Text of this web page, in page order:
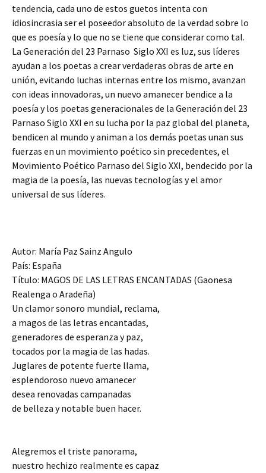
tendencia, cada uno de estos guetos intenta con
idiosincrasia ser el poseedor absoluto de la verdad sobre lo
que es poesía y lo que no se tiene que considerar como tal.
La Generación del 23 Parnaso Siglo XXI es luz, sus líderes
ayudan a los poetas a crear verdaderas obras de arte en
unión, evitando luchas internas entre los mismo, avanzan
con ideas innovadoras, un nuevo amanecer bendice a la
poesía y los poetas generacionales de la Generación del 23
Parnaso Siglo XXI en su lucha por la paz global del planeta,
bendicen al mundo y animan a los demás poetas unan sus
fuerzas en un movimiento poético sin precedentes, el
Movimiento Poético Parnaso del Siglo XXI, bendecido por la
magia de la poesía, las nuevas tecnologías y el amor
universal de sus líderes.
Autor: María Paz Sainz Angulo
País: España
Título: MAGOS DE LAS LETRAS ENCANTADAS (Gaonesa
Realenga o Aradeña)
Un clamor sonoro mundial, reclama,
a magos de las letras encantadas,
generadores de esperanza y paz,
tocados por la magia de las hadas.
Juglares de potente fuerte llama,
esplendoroso nuevo amanecer
desea renovadas campanadas
de belleza y notable buen hacer.
Alegremos el triste panorama,
nuestro hechizo realmente es capaz